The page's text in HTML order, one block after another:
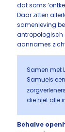
dat soms
Daar zitten
samenleving
antropologisch
aannames
Samen met
Samuels een
die niet alle
Behalve